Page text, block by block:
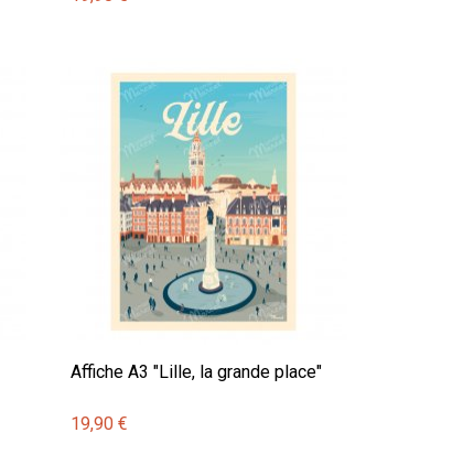
Affiche A3 "Lille, la grande place"
19,90 €